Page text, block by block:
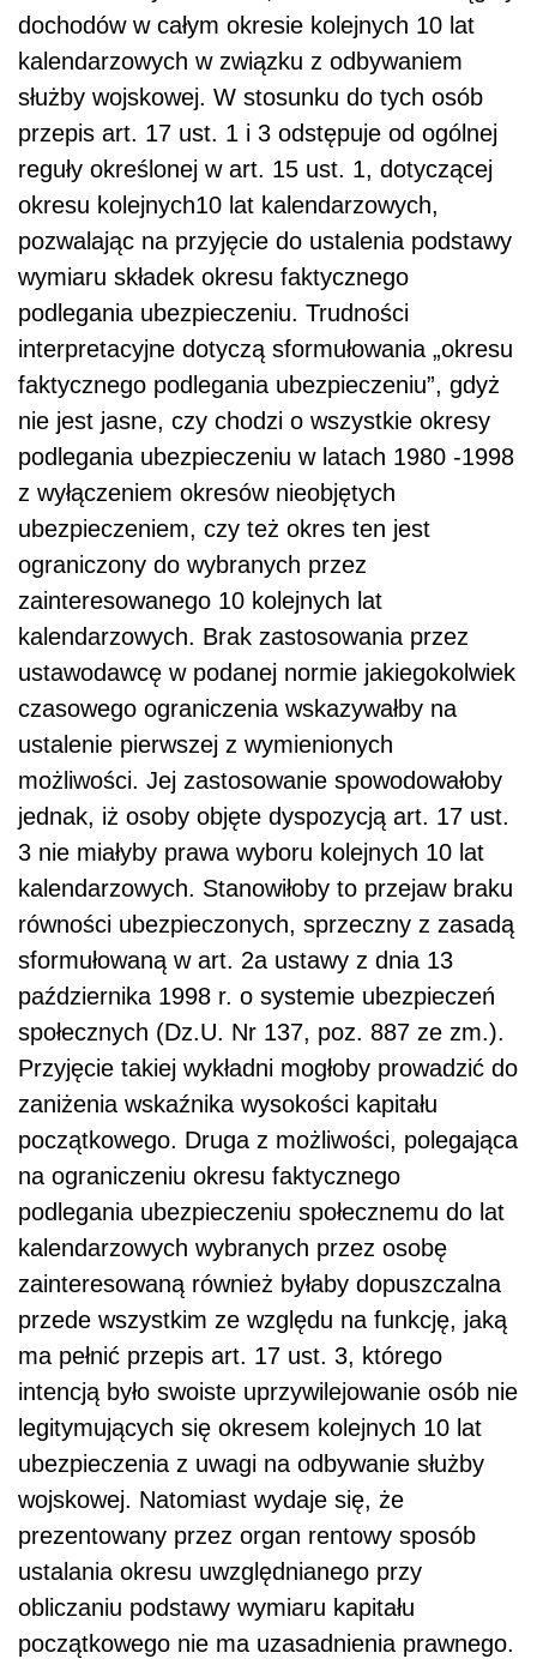
dochodów w całym okresie kolejnych 10 lat
kalendarzowych w związku z odbywaniem
służby wojskowej. W stosunku do tych osób
przepis art. 17 ust. 1 i 3 odstępuje od ogólnej
reguły określonej w art. 15 ust. 1, dotyczącej
okresu kolejnych10 lat kalendarzowych,
pozwalając na przyjęcie do ustalenia podstawy
wymiaru składek okresu faktycznego
podlegania ubezpieczeniu. Trudności
interpretacyjne dotyczą sformułowania „okresu
faktycznego podlegania ubezpieczeniu”, gdyż
nie jest jasne, czy chodzi o wszystkie okresy
podlegania ubezpieczeniu w latach 1980 -1998
z wyłączeniem okresów nieobjętych
ubezpieczeniem, czy też okres ten jest
ograniczony do wybranych przez
zainteresowanego 10 kolejnych lat
kalendarzowych. Brak zastosowania przez
ustawodawcę w podanej normie jakiegokolwiek
czasowego ograniczenia wskazywałby na
ustalenie pierwszej z wymienionych
możliwości. Jej zastosowanie spowodowałoby
jednak, iż osoby objęte dyspozycją art. 17 ust.
3 nie miałyby prawa wyboru kolejnych 10 lat
kalendarzowych. Stanowiłoby to przejaw braku
równości ubezpieczonych, sprzeczny z zasadą
sformułowaną w art. 2a ustawy z dnia 13
października 1998 r. o systemie ubezpieczeń
społecznych (Dz.U. Nr 137, poz. 887 ze zm.).
Przyjęcie takiej wykładni mogłoby prowadzić do
zaniżenia wskaźnika wysokości kapitału
początkowego. Druga z możliwości, polegająca
na ograniczeniu okresu faktycznego
podlegania ubezpieczeniu społecznemu do lat
kalendarzowych wybranych przez osobę
zainteresowaną również byłaby dopuszczalna
przede wszystkim ze względu na funkcję, jaką
ma pełnić przepis art. 17 ust. 3, którego
intencją było swoiste uprzywilejowanie osób nie
legitymujących się okresem kolejnych 10 lat
ubezpieczenia z uwagi na odbywanie służby
wojskowej. Natomiast wydaje się, że
prezentowany przez organ rentowy sposób
ustalania okresu uwzględnianego przy
obliczaniu podstawy wymiaru kapitału
początkowego nie ma uzasadnienia prawnego.